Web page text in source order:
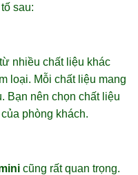
sau:
nhiều chất liệu khác
loại. Mỗi chất liệu mang
Bạn nên chọn chất liệu
phòng khách.
cũng rất quan trọng.